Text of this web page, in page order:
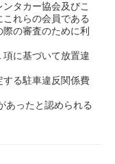
タカー協会及びこ
れらの会員である
の審査のために利
項に基づいて放置違
する駐車違反関係費
あったと認められる